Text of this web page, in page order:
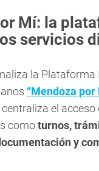
Mí: la
servicios
la Plataforma
“Mendoza
el acceso
comoturnos,
y